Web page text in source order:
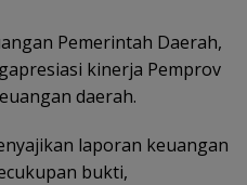
Pemerintah Daerah,
kinerja Pemprov
daerah.
laporan keuangan
bukti,